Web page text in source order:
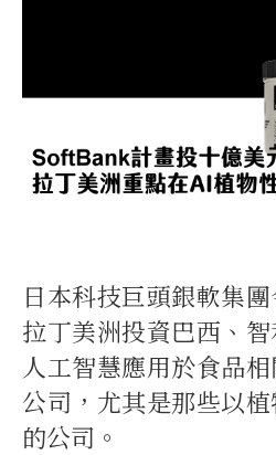
日本科技巨頭銀軟集
拉丁美洲投資巴西、
人工智慧應用於食品
公司，尤其是那些以
的公司。